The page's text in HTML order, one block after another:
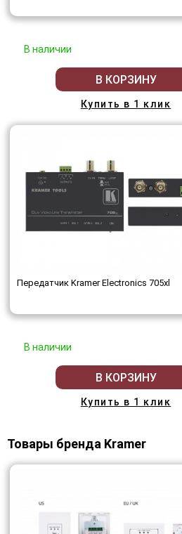
В наличии
В КОРЗИНУ
Купить в 1 клик
Передатчик Kramer Electronics 705xl
В наличии
В КОРЗИНУ
Купить в 1 клик
Товары бренда Kramer